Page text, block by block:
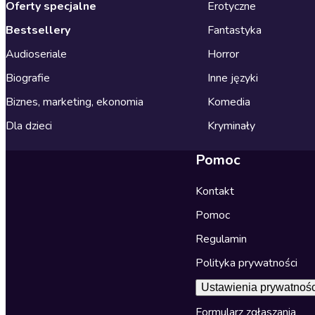
Oferty specjalne
Bestsellery
Audioseriale
Biografie
Biznes, marketing, ekonomia
Dla dzieci
Erotyczne
Fantastyka
Horror
Inne języki
Komedia
Kryminały
Pomoc
Kontakt
Pomoc
Regulamin
Polityka prywatności
Ustawienia